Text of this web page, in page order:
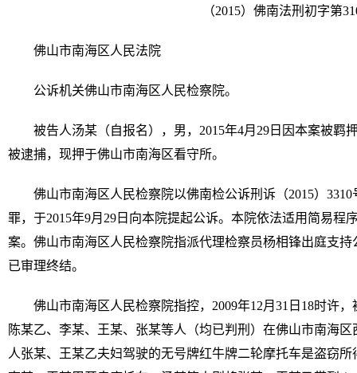
（2015）佛南法刑初字第
佛山市南海区人民法院
公诉机关佛山市南海区人民检察院。
被告人汤某（自报名），男，2015年4月29日因本案被羁
被逮捕，现押于佛山市南海区看守所。
佛山市南海区人民检察院以佛南检公诉刑诉（2015）
罪，于2015年9月29日向本院提起公诉。本院依法适用简易程
案。佛山市南海区人民检察院指派代理检察员杨相锋出庭支
已审理终结。
佛山市南海区人民检察院指控，2009年12月31日18时许
陈某乙、李某、王某、张某等人（均已判刑）在佛山市南海
人张某、王某乙夫妇驾驶的无号牌红牛牌二轮摩托车是盗窃